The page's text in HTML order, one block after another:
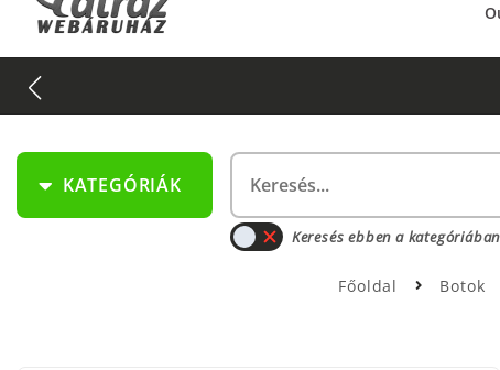
KATEGÓRIÁK
Keresés ebben a kategóriában
Főoldal Botok